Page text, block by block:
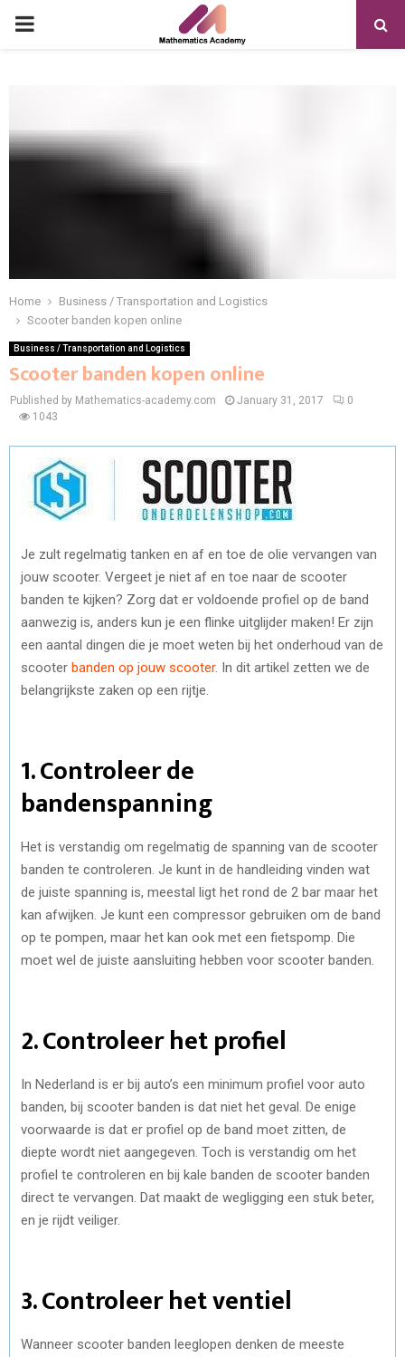
PRIMARY
Home
Business / Transportation and Logistics
Scooter banden kopen online
Business / Transportation and Logistics
Scooter banden kopen online
Published by Mathematics-academy.com January 31, 2017
0
1043
Je zult regelmatig tanken en af en toe de olie vervangen van
jouw scooter. Vergeet je niet af en toe naar de scooter
banden te kijken? Zorg dat er voldoende profiel op de band
aanwezig is, anders kun je een flinke uitglijder maken! Er zijn
een aantal dingen die je moet weten bij het onderhoud van de
scooter banden op jouw scooter. In dit artikel zetten we de
belangrijkste zaken op een rijtje.
1. Controleer de
bandenspanning
Het is verstandig om regelmatig de spanning van de scooter
banden te controleren. Je kunt in de handleiding vinden wat
de juiste spanning is, meestal ligt het rond de 2 bar maar het
kan afwijken. Je kunt een compressor gebruiken om de band
op te pompen, maar het kan ook met een fietspomp. Die
moet wel de juiste aansluiting hebben voor scooter banden.
2. Controleer het profiel
In Nederland is er bij auto’s een minimum profiel voor auto
banden, bij scooter banden is dat niet het geval. De enige
voorwaarde is dat er profiel op de band moet zitten, de
diepte wordt niet aangegeven. Toch is verstandig om het
profiel te controleren en bij kale banden de scooter banden
direct te vervangen. Dat maakt de wegligging een stuk beter,
en je rijdt veiliger.
3. Controleer het ventiel
Wanneer scooter banden leeglopen denken de meeste